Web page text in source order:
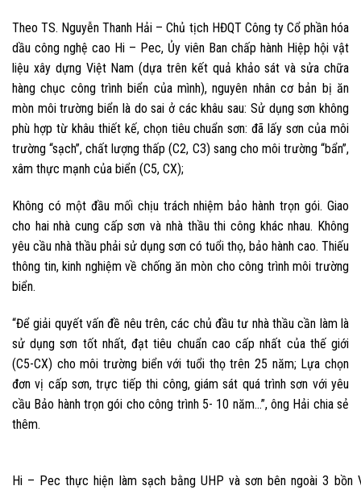
Theo TS. Nguyễn Thanh Hải – Chủ tịch HĐQT Công ty Cổ phần hóa
dầu công nghệ cao Hi – Pec, Ủy viên Ban chấp hành Hiệp hội vật
liệu xây dựng Việt Nam (dựa trên kết quả khảo sát và sửa chữa
hàng chục công trình biển của mình), nguyên nhân cơ bản bị ăn
mòn môi trường biển là do sai ở các khâu sau: Sử dụng sơn không
phù hợp từ khâu thiết kế, chọn tiêu chuẩn sơn: đã lấy sơn của môi
trường “sạch”, chất lượng thấp (C2, C3) sang cho môi trường “bẩn”,
xâm thực mạnh của biển (C5, CX);
Không có một đầu mối chịu trách nhiệm bảo hành trọn gói. Giao
cho hai nhà cung cấp sơn và nhà thầu thi công khác nhau. Không
yêu cầu nhà thầu phải sử dụng sơn có tuổi thọ, bảo hành cao. Thiếu
thông tin, kinh nghiệm về chống ăn mòn cho công trình môi trường
biển.
“Để giải quyết vấn đề nêu trên, các chủ đầu tư nhà thầu cần làm là
sử dụng sơn tốt nhất, đạt tiêu chuẩn cao cấp nhất của thế giới
(C5-CX) cho môi trường biển với tuổi thọ trên 25 năm; Lựa chọn
đơn vị cấp sơn, trực tiếp thi công, giám sát quá trình sơn với yêu
cầu Bảo hành trọn gói cho công trình 5- 10 năm…”, ông Hải chia sẻ
thêm.
Hi – Pec thực hiện làm sạch bằng UHP và sơn bên ngoài 3 bồn